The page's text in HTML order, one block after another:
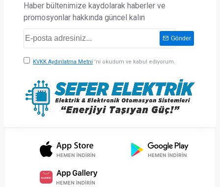
Haber bültenimize kaydolarak haberler ve
promosyonlar hakkında güncel kalın
Gönder
KVKK Aydınlatma Metni 'ni okudum ve kabul ediyorum.